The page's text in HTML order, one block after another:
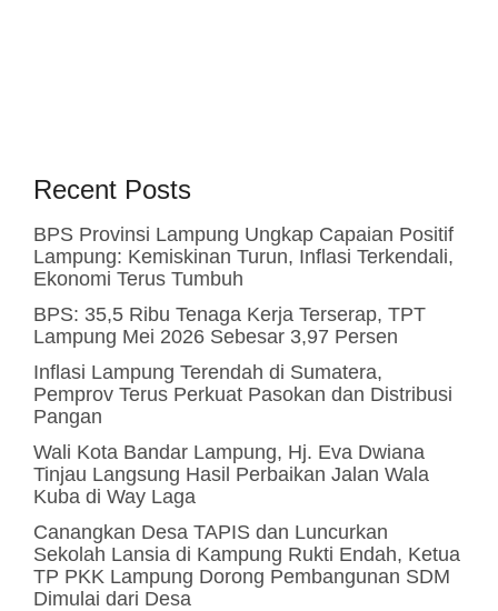
Recent Posts
BPS Provinsi Lampung Ungkap Capaian Positif
Lampung: Kemiskinan Turun, Inflasi Terkendali,
Ekonomi Terus Tumbuh
BPS: 35,5 Ribu Tenaga Kerja Terserap, TPT
Lampung Mei 2026 Sebesar 3,97 Persen
Inflasi Lampung Terendah di Sumatera,
Pemprov Terus Perkuat Pasokan dan Distribusi
Pangan
Wali Kota Bandar Lampung, Hj. Eva Dwiana
Tinjau Langsung Hasil Perbaikan Jalan Wala
Kuba di Way Laga
Canangkan Desa TAPIS dan Luncurkan
Sekolah Lansia di Kampung Rukti Endah, Ketua
TP PKK Lampung Dorong Pembangunan SDM
Dimulai dari Desa